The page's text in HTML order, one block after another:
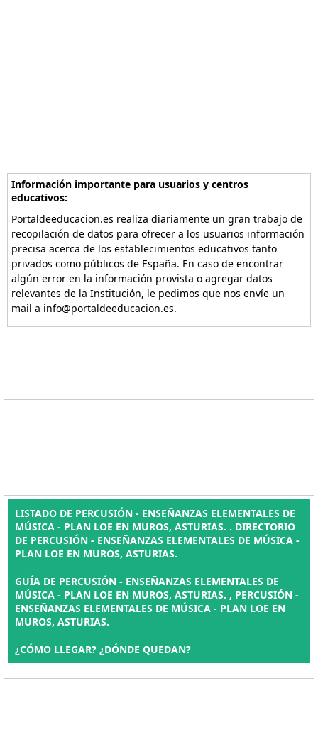
Información importante para usuarios y centros
educativos:
Portaldeeducacion.es realiza diariamente un gran trabajo de
recopilación de datos para ofrecer a los usuarios información
precisa acerca de los establecimientos educativos tanto
privados como públicos de España. En caso de encontrar
algún error en la información provista o agregar datos
relevantes de la Institución, le pedimos que nos envíe un
mail a info@portaldeeducacion.es.
LISTADO DE PERCUSIÓN - ENSEÑANZAS ELEMENTALES DE
MÚSICA - PLAN LOE EN MUROS, ASTURIAS. . DIRECTORIO
DE PERCUSIÓN - ENSEÑANZAS ELEMENTALES DE MÚSICA -
PLAN LOE EN MUROS, ASTURIAS.
GUÍA DE PERCUSIÓN - ENSEÑANZAS ELEMENTALES DE
MÚSICA - PLAN LOE EN MUROS, ASTURIAS. , PERCUSIÓN -
ENSEÑANZAS ELEMENTALES DE MÚSICA - PLAN LOE EN
MUROS, ASTURIAS.
¿CÓMO LLEGAR? ¿DÓNDE QUEDAN?